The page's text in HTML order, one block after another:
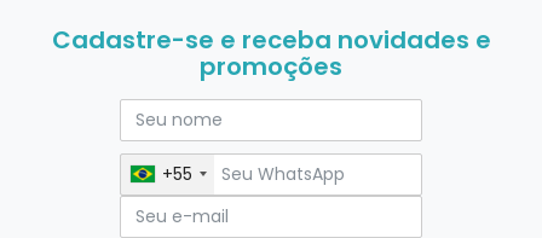
Cadastre-se e receba novidades e
promoções
+55